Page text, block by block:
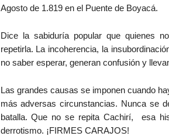
Agosto de 1.819 en el Puente de Boyacá.
Dice la sabiduría popular que quienes
repetirla. La incoherencia, la
no saber esperar, generan confusión y
Las grandes causas se imponen cuando
más adversas circunstancias. Nunca se
batalla. Que no se repita Cachirí, esa
derrotismo. ¡FIRMES CARAJOS!